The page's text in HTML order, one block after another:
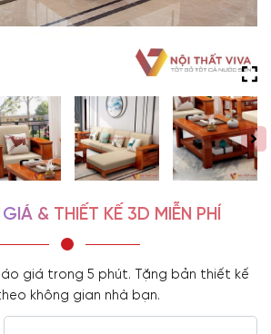
& THIẾT KẾ 3D MIỄN PHÍ
giá trong 5 phút. Tặng bản thiết kế
không gian nhà bạn.